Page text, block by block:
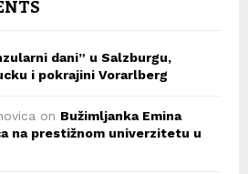
dani” u Salzburgu,
i pokrajini Vorarlberg
on Bužimljanka Emina
na prestižnom univerzitetu u